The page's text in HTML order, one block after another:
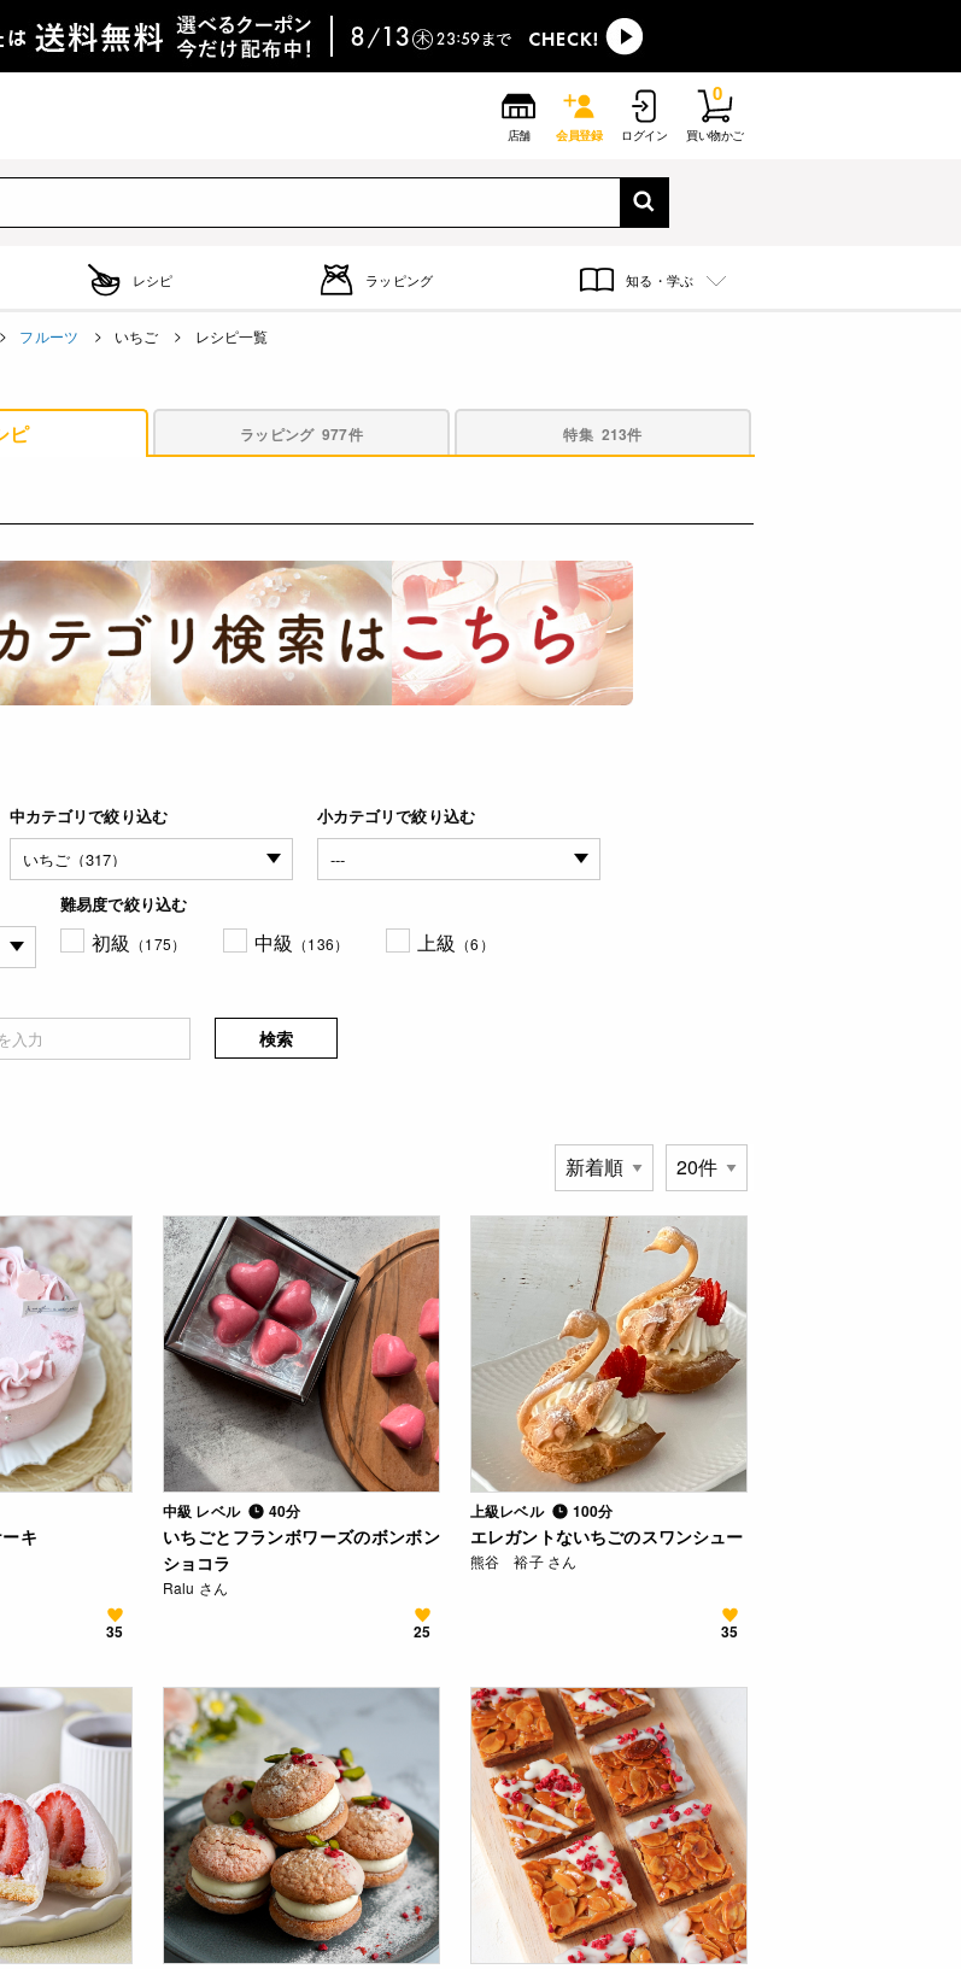
店舗 会員登録 ログイン 買い物かご
0
レシピ ラッピング 知る・学ぶ
フルーツ いちご レシピ一覧
ピ ラッピング 977件 特集 213件
中カテゴリで絞り込む 小カテゴリで絞り込む
難易度で絞り込む
初級 （175） 中級 （136） 上級 （6）
検索
キ
35
中級 レベル 40分
いちごとフランボワーズのボンボン
ショコラ
Ralu さん
25
上級レベル 100分
エレガントないちごのスワンシュー
熊谷 裕子 さん
35